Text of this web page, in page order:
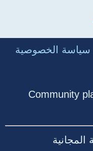
سياسة الخصوصية
Community